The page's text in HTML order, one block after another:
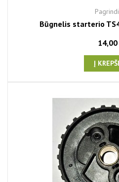
Būgnelis starterio
14,00
Į